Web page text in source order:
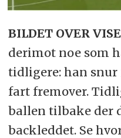
BILDET OVER
derimot noe som
tidligere: han snur
fart fremover.
ballen tilbake der
backleddet. Se